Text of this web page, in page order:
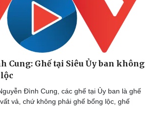
Nghệ sĩ
Thời trang
Sao Việt
Cung: Ghế tại Siêu Ủy ban không
Đình Cung, các ghế tại Ủy ban là ghế
vả, chứ không phải ghế bổng lộc, ghế